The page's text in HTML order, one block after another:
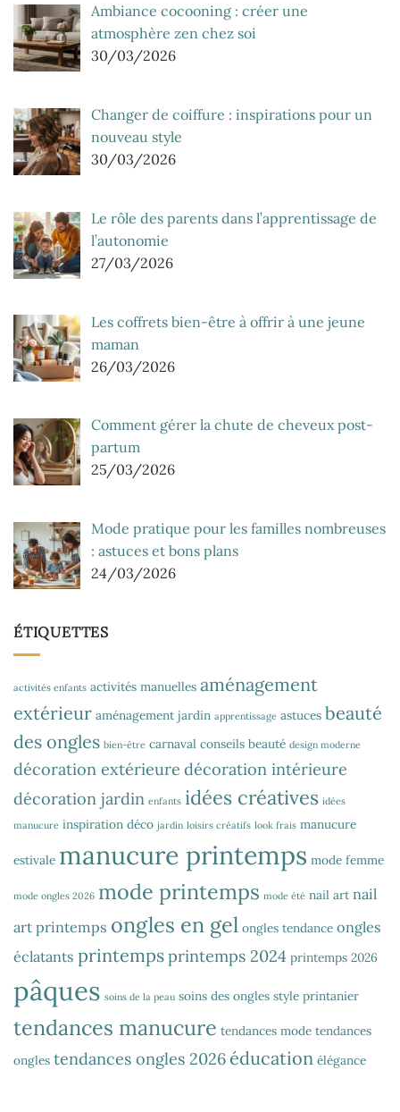
Ambiance cocooning : créer une
atmosphère zen chez soi
30/03/2026
Changer de coiffure : inspirations pour un
nouveau style
30/03/2026
Le rôle des parents dans l’apprentissage de
l’autonomie
27/03/2026
Les coffrets bien-être à offrir à une jeune
maman
26/03/2026
Comment gérer la chute de cheveux post-
partum
25/03/2026
Mode pratique pour les familles nombreuses
: astuces et bons plans
24/03/2026
ÉTIQUETTES
activités enfants activités manuelles aménagement
extérieur aménagement jardin apprentissage astuces beauté
des ongles bien-être carnaval conseils beauté design moderne
décoration extérieure décoration intérieure
décoration jardin enfants idées créatives idées
manucure inspiration déco jardin loisirs créatifs look frais manucure
estivale manucure printemps mode femme
mode ongles 2026 mode printemps mode été nail art nail
art printemps ongles en gel ongles tendance ongles
éclatants printempsprintemps 2024 printemps 2026
pâques soins de la peau soins des ongles style printanier
tendances manucure tendances mode tendances
ongles tendances ongles 2026 éducation élégance